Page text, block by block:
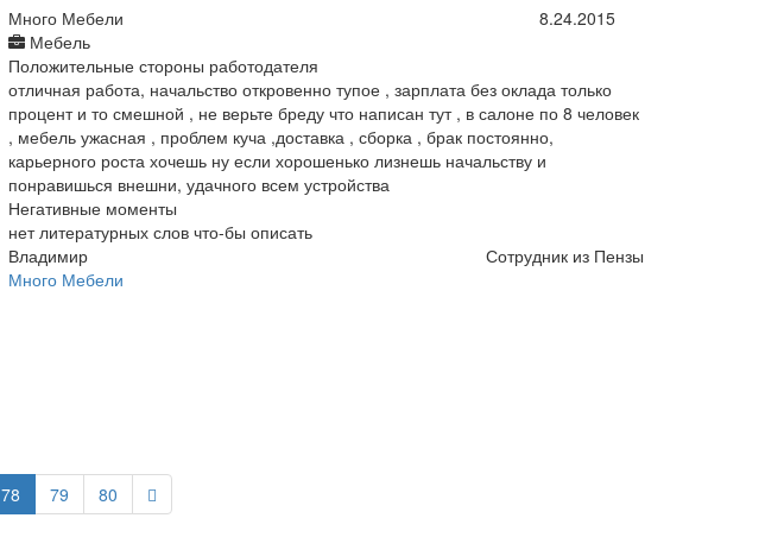
Много Мебели
Мебель
8.24.2015
Положительные стороны работодателя
отличная работа, начальство откровенно тупое , зарплата без оклада только
процент и то смешной , не верьте бреду что написан тут , в салоне по 8 человек
, мебель ужасная , проблем куча ,доставка , сборка , брак постоянно,
карьерного роста хочешь ну если хорошенько лизнешь начальству и
понравишься внешни, удачного всем устройства
Негативные моменты
нет литературных слов что-бы описать
Владимир
Сотрудник из Пензы
Много Мебели
78 79 80